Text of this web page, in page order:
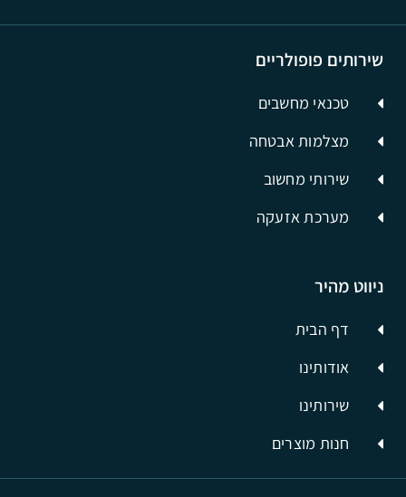
ניווט מהיר
דף הבית
אודותינו
שירותינו
חנות מוצרים
שירותים פופולריים
טכנאי מחשבים
מצלמות אבטחה
שירותי מחשוב
מערכת אזעקה